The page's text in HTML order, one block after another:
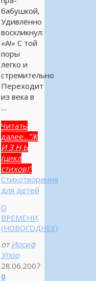
бабушкой,
Удивлённо
воскликнул:
«А!» С той
поры
легко и
стремительно
Переходит
из века в
…
Читать
далее... "Ж
И З Н Ь
(цикл
стихов)"
Стихотворения
для детей
О
ВРЕМЕНИ
(НОВОГОДНЕЕ)
от Иосиф
Упор
28.06.2007
0